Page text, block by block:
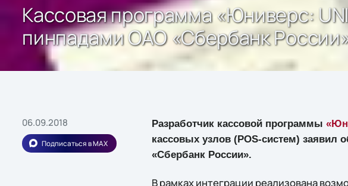
Кассовая программа «Юниверс:
пинпадами ОАО «Сбербанк
06.09.2018
Подписаться в MAX
Разработчик кассовой программы
кассовых узлов (POS-систем) заявил
«Сбербанк России».
В рамках интеграции реализована